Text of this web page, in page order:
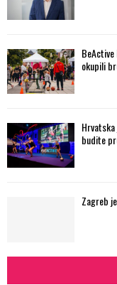
okupili
budite
Zagreb